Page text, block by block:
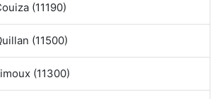
(11190)
(11500)
(11300)